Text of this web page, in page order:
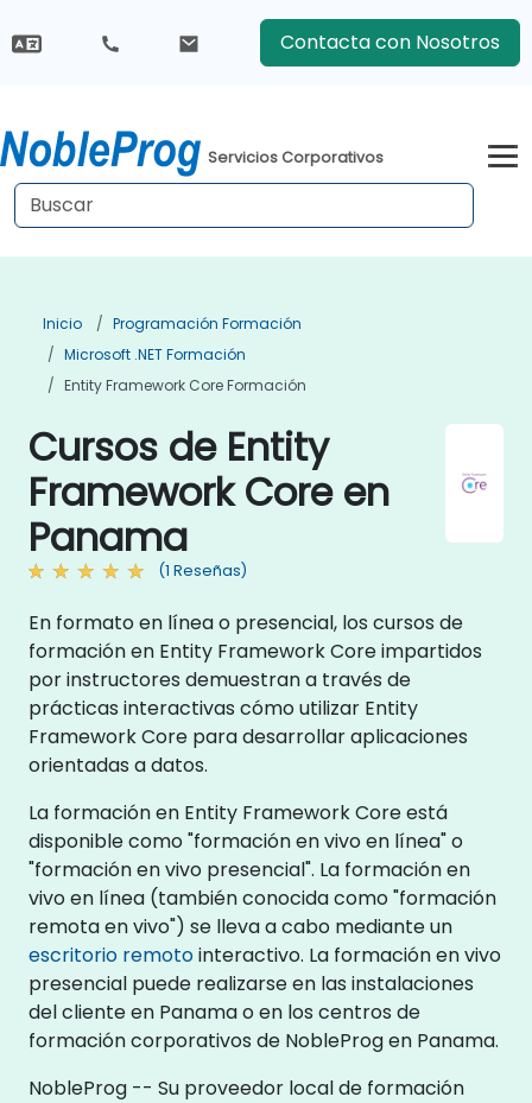
Contacta con Nosotros
Servicios Corporativos
Inicio
Programación Formación
Microsoft .NET Formación
Entity Framework Core Formación
Cursos de Entity
Framework Core en
Panama
(1 Reseñas)
En formato en línea o presencial, los cursos de
formación en Entity Framework Core impartidos
por instructores demuestran a través de
prácticas interactivas cómo utilizar Entity
Framework Core para desarrollar aplicaciones
orientadas a datos.
La formación en Entity Framework Core está
disponible como "formación en vivo en línea" o
"formación en vivo presencial". La formación en
vivo en línea (también conocida como "formación
remota en vivo") se lleva a cabo mediante un
escritorio remotointeractivo. La formación en vivo
presencial puede realizarse en las instalaciones
del cliente en Panama o en los centros de
formación corporativos de NobleProg en Panama.
NobleProg -- Su proveedor local de formación